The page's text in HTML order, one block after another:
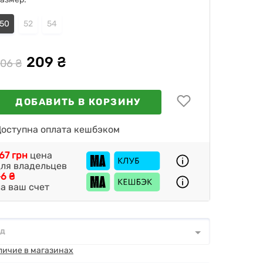
50 52 54
₴ 209 ₴
ДОБАВИТЬ В КОРЗИНУ
оплата кешбэком
₴
ваш счет
грн цена
владельцев
*
в магазинах